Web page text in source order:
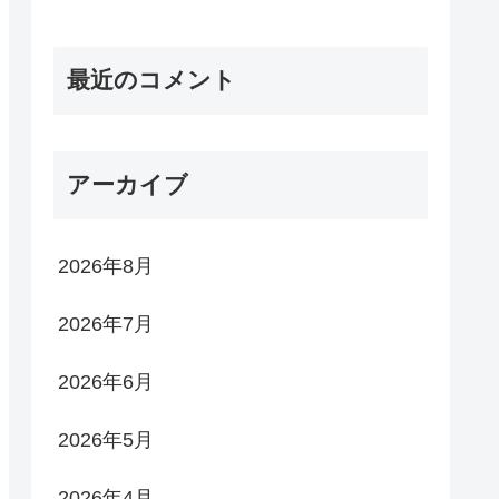
最近のコメント
アーカイブ
2026年8月
2026年7月
2026年6月
2026年5月